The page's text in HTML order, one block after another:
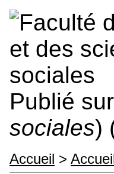
Publié
sociales)
Accueil >